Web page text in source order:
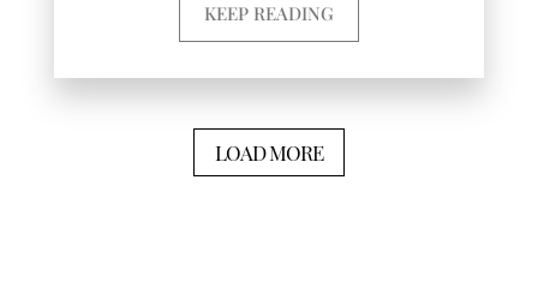
KEEP READING
LOAD MORE